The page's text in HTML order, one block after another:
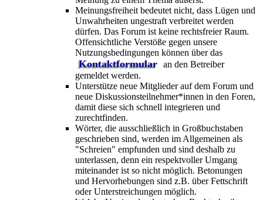
Meinungsfreiheit bedeutet nicht, dass Lügen und
Unwahrheiten ungestraft verbreitet werden
dürfen. Das Forum ist keine rechtsfreier Raum.
Offensichtliche Verstöße gegen unsere
Nutzungsbedingungen können über das
Kontaktformular an den Betreiber
gemeldet werden.
Unterstütze neue Mitglieder auf dem Forum und
neue Diskussionsteilnehmer*innen in den Foren,
damit diese sich schnell integrieren und
zurechtfinden.
Wörter, die ausschließlich in Großbuchstaben
geschrieben sind, werden im Allgemeinen als
"Schreien" empfunden und sind deshalb zu
unterlassen, denn ein respektvoller Umgang
miteinander ist so nicht möglich. Betonungen
und Hervorhebungen sind z.B. über Fettschrift
oder Unterstreichungen möglich.